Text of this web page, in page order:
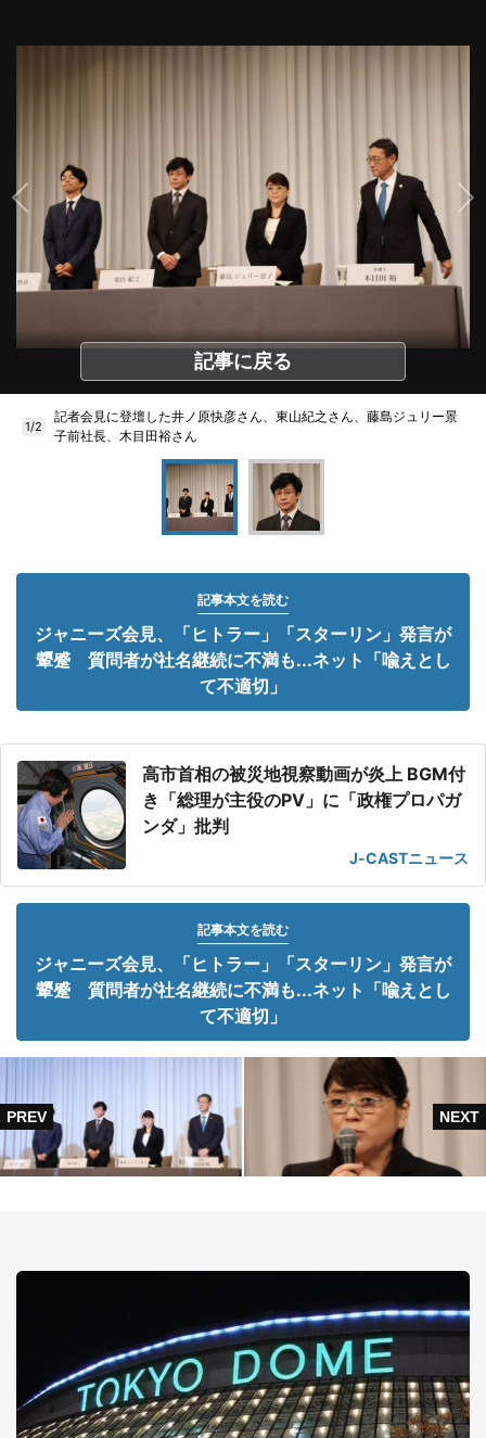
記事に戻る
1/2
記者会見に登壇した井ノ原快彦さん、東山紀之さん、藤島ジュリー景
子前社長、木目田裕さん
記事本文を読む
ジャニーズ会見、「ヒトラー」「スターリン」発言が
顰蹙 質問者が社名継続に不満も...ネット「喩えとし
て不適切」
高市首相の被災地視察動画が炎上 BGM付
き「総理が主役のPV」に「政権プロパガ
ンダ」批判
J-CASTニュース
記事本文を読む
ジャニーズ会見、「ヒトラー」「スターリン」発言が
顰蹙 質問者が社名継続に不満も...ネット「喩えとし
て不適切」